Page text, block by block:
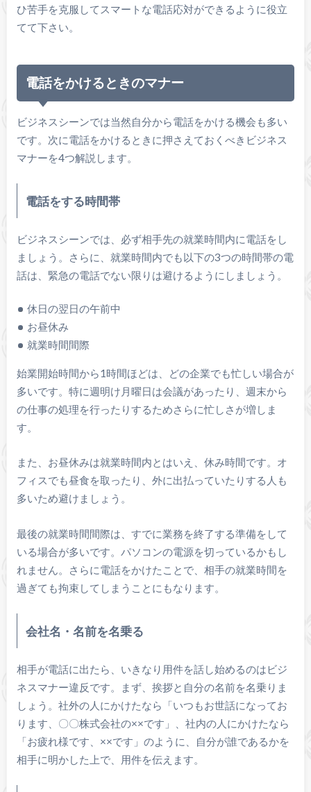
ひ苦手を克服してスマートな電話応対ができるように役立
てて下さい。
電話をかけるときのマナー
ビジネスシーンでは当然自分から電話をかける機会も多い
です。次に電話をかけるときに押さえておくべきビジネス
マナーを4つ解説します。
電話をする時間帯
ビジネスシーンでは、必ず相手先の就業時間内に電話をし
ましょう。さらに、就業時間内でも以下の3つの時間帯の電
話は、緊急の電話でない限りは避けるようにしましょう。
休日の翌日の午前中
お昼休み
就業時間間際
始業開始時間から1時間ほどは、どの企業でも忙しい場合が
多いです。特に週明け月曜日は会議があったり、週末から
の仕事の処理を行ったりするためさらに忙しさが増しま
す。
また、お昼休みは就業時間内とはいえ、休み時間です。オ
フィスでも昼食を取ったり、外に出払っていたりする人も
多いため避けましょう。
最後の就業時間間際は、すでに業務を終了する準備をして
いる場合が多いです。パソコンの電源を切っているかもし
れません。さらに電話をかけたことで、相手の就業時間を
過ぎても拘束してしまうことにもなります。
会社名・名前を名乗る
相手が電話に出たら、いきなり用件を話し始めるのはビジ
ネスマナー違反です。まず、挨拶と自分の名前を名乗りま
しょう。社外の人にかけたなら「いつもお世話になってお
ります、〇〇株式会社の××です」、社内の人にかけたなら
「お疲れ様です、××です」のように、自分が誰であるかを
相手に明かした上で、用件を伝えます。